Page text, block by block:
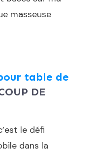
masseuse
table de
DE
le défi
dans la